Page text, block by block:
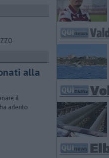
alla
il
aderito